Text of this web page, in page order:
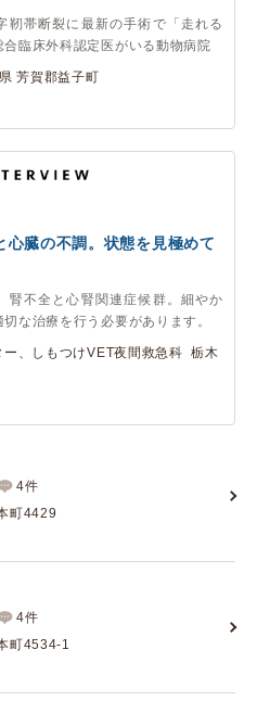
靭帯断裂に最新の手術で「走れる
臨床外科認定医がいる動物病院
芳賀郡益子町
心臓の不調。状態を見極めて
腎不全と心腎関連症候群。細やか
な治療を行う必要があります。
ー、しもつけVET夜間救急科 栃木
4件
町4429
4件
町4534-1